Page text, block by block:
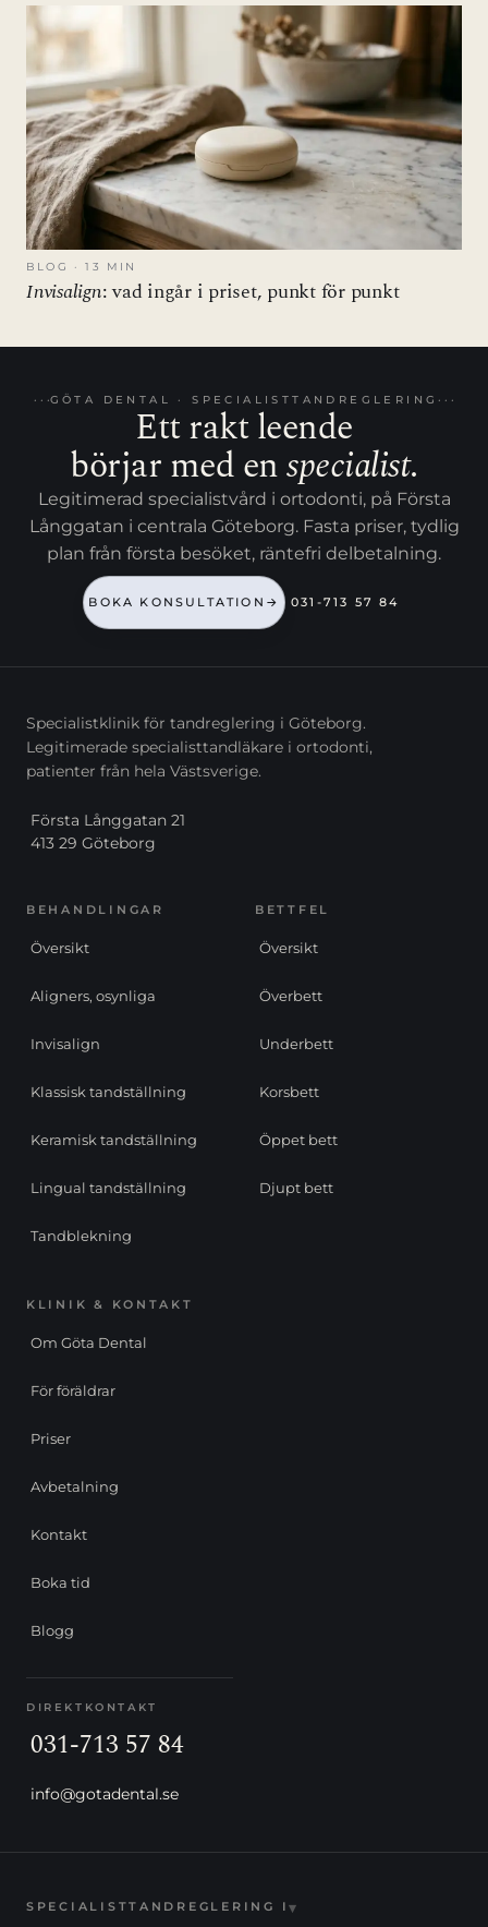
BLOG · 13 MIN
Invisalign: vad ingår i priset, punkt för punkt
GÖTA DENTAL · SPECIALISTTANDREGLERING
Ett rakt leende
börjar med enspecialist.
Legitimerad specialistvård i ortodonti, på Första
Långgatan i centrala Göteborg. Fasta priser, tydlig
plan från första besöket, räntefri delbetalning.
BOKA KONSULTATION → 031-713 57 84
Specialistklinik för tandreglering i Göteborg.
Legitimerade specialisttandläkare i ortodonti,
patienter från hela Västsverige.
Första Långgatan 21
413 29 Göteborg
BEHANDLINGAR
Översikt
Aligners, osynliga
Invisalign
Klassisk tandställning
Keramisk tandställning
Lingual tandställning
Tandblekning
BETTFEL
Översikt
Överbett
Underbett
Korsbett
Öppet bett
Djupt bett
KLINIK & KONTAKT
Om Göta Dental
För föräldrar
Priser
Avbetalning
Kontakt
Boka tid
Blogg
DIREKTKONTAKT
031-713 57 84
info@gotadental.se
SPECIALISTTANDREGLERING I▾